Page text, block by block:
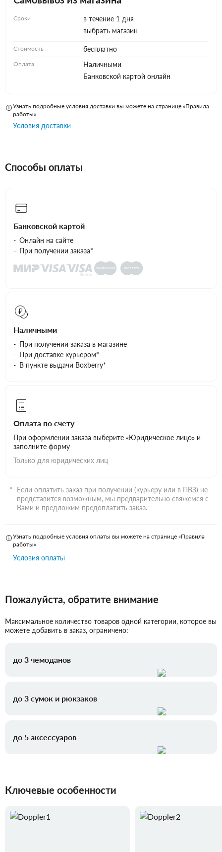
Сроки
в течение 1 дня
выбрать магазин
Стоимость бесплатно
Оплата
Наличными
Банковской картой онлайн
Узнать подробные условия доставки вы можете на странице «Правила
работы»
Условия доставки
Способы оплаты
Банковской картой
Онлайн на сайте
При получении заказа*
Наличными
При получении заказа в магазине
При доставке курьером*
В пункте выдачи Boxberry*
Оплата по счету
При оформлении заказа выберите «Юридическое лицо» и
заполните форму
Только для юридических лиц
Если оплатить заказ при получении (курьеру или в ПВЗ) не
представится возможным, мы предварительно свяжемся с
Вами и предложим предоплатить заказ.
Узнать подробные условия оплаты вы можете на странице «Правила
работы»
Условия оплаты
Пожалуйста, обратите внимание
Максимальное количество товаров одной категории, которое вы
можете добавить в заказ, ограничено:
до 3 чемоданов
до 3 сумок и рюкзаков
до 5 аксессуаров
Ключевые особенности